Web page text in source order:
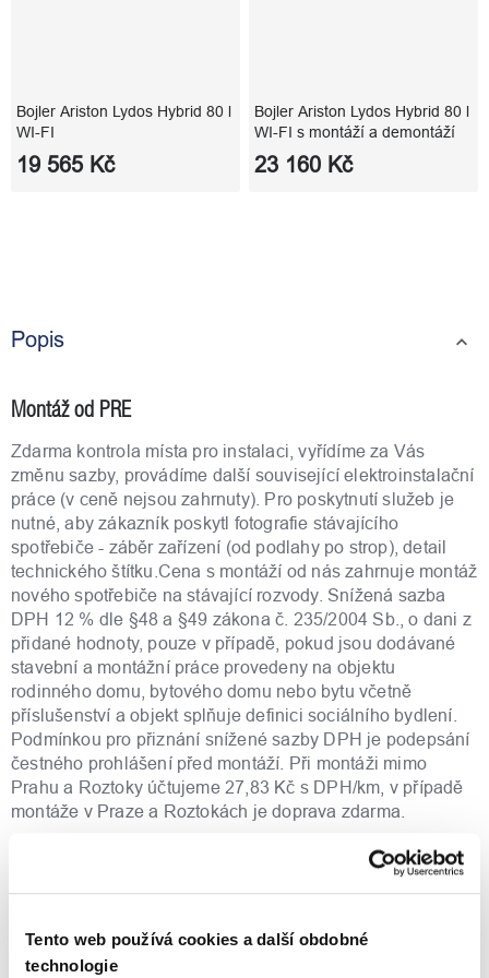
Tento web používá cookies a další obdobné
technologie
Bojler Ariston Lydos Hybrid 80 l
WI-FI
19 565 Kč
Bojler Ariston Lydos Hybrid 80 l
WI-FI s montáží a demontáží
23 160 Kč
Popis
Montáž od PRE
Zdarma kontrola místa pro instalaci, vyřídíme za Vás
změnu sazby, provádíme další související elektroinstalační
práce (v ceně nejsou zahrnuty). Pro poskytnutí služeb je
nutné, aby zákazník poskytl fotografie stávajícího
spotřebiče - záběr zařízení (od podlahy po strop), detail
technického štítku.Cena s montáží od nás zahrnuje montáž
nového spotřebiče na stávající rozvody. Snížená sazba
DPH 12 % dle §48 a §49 zákona č. 235/2004 Sb., o dani z
přidané hodnoty, pouze v případě, pokud jsou dodávané
stavební a montážní práce provedeny na objektu
rodinného domu, bytového domu nebo bytu včetně
příslušenství a objekt splňuje definici sociálního bydlení.
Podmínkou pro přiznání snížené sazby DPH je podepsání
čestného prohlášení před montáží. Při montáži mimo
Prahu a Roztoky účtujeme 27,83 Kč s DPH/km, v případě
montáže v Praze a Roztokách je doprava zdarma.
Ariston Lydos Hybrid je první elektrický ohřívač vody na
běžném provozu dokáže ušetřit až 50% provozních
nákladů, oproti ohřívačům třídy B. Ochranu proti korozi